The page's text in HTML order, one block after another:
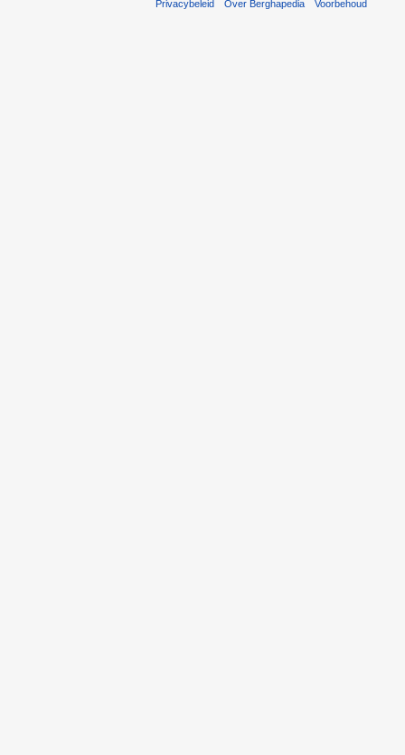
Privacybeleid Over Berghapedia Voorbehoud